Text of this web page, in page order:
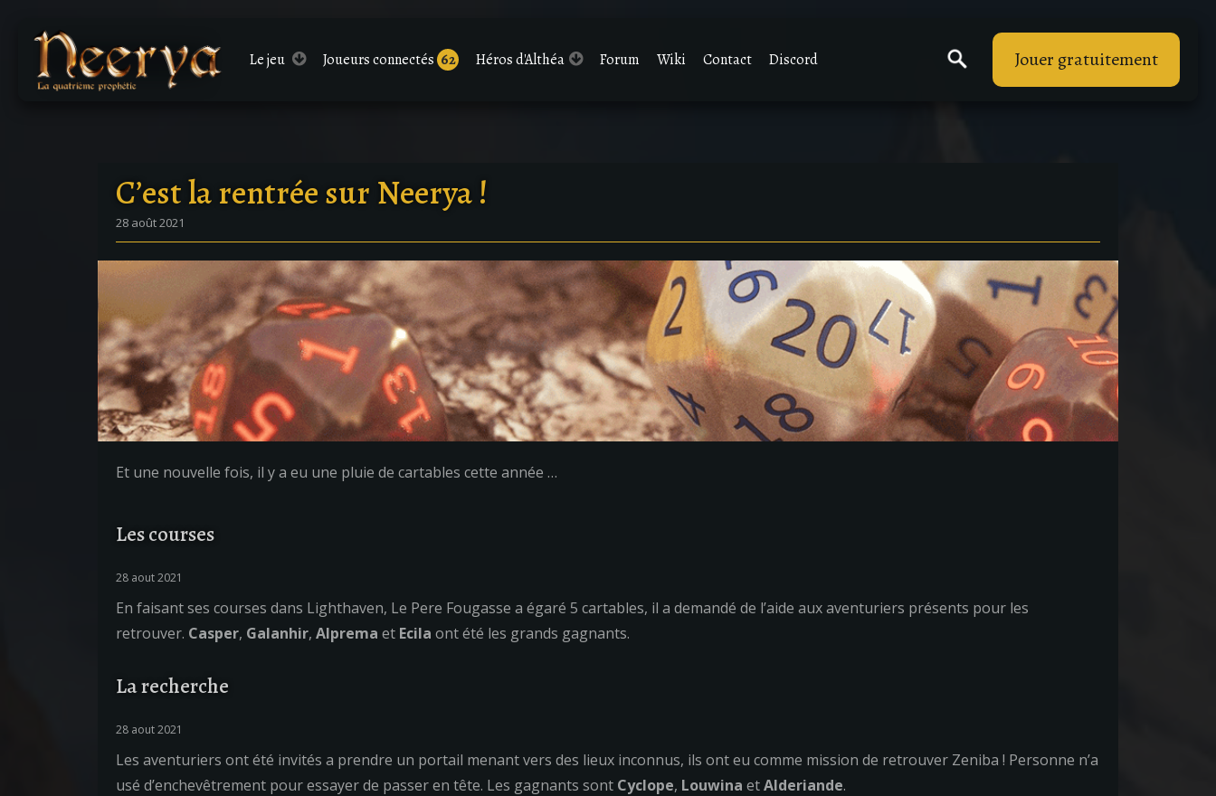
Lejeu Joueurs connectés 62 Héros d'Althéa Forum Wiki Contact Discord Jouer gratuitement
C’est la rentrée sur Neerya !
28 août 2021
Et une nouvelle fois, il y a eu une pluie de cartables cette année …
Les courses
28 aout 2021
En faisant ses courses dans Lighthaven, Le Pere Fougasse a égaré 5 cartables, il a demandé de l’aide aux aventuriers présents pour les
retrouver. Casper, Galanhir, Alprema et Ecila ont été les grands gagnants.
La recherche
28 aout 2021
Les aventuriers ont été invités a prendre un portail menant vers des lieux inconnus, ils ont eu comme mission de retrouver Zeniba ! Personne n’a
usé d’enchevêtrement pour essayer de passer en tête. Les gagnants sont Cyclope, Louwina etAlderiande.